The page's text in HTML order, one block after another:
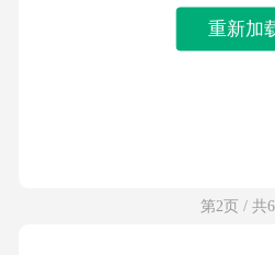
重新加
第2页 / 共